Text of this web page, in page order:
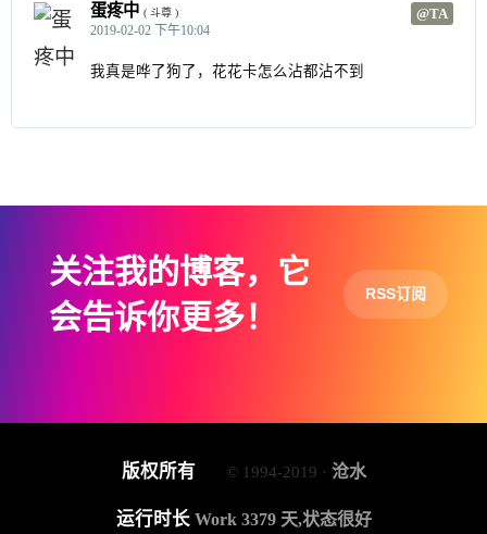
蛋疼中 @TA
( 斗尊 )
2019-02-02 下午10:04
我真是哗了狗了，花花卡怎么沾都沾不到
关注我的博客，它
会告诉你更多！
RSS订阅
版权所有 © 1994-2019 · 沧水
运行时长Work 3379 天,状态很好